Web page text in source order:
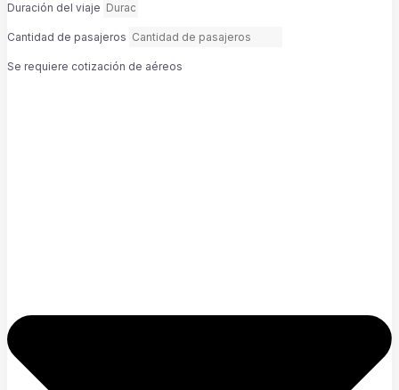
Duración del viaje
Cantidad de pasajeros
Se requiere cotización de aéreos